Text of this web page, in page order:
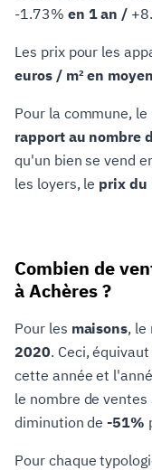
-1.73% en 1 an /
Les prix pour les
euros / m² en
Pour la commune,
rapport au nombre
qu'un bien se vend
les loyers, le prix du
Combien de
à Achères ?
Pour les maisons, le
2020. Ceci,
cette année et
le nombre de ventes
diminution de-51%
Pour chaque